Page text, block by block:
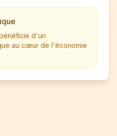
d'un
au cœur de l'économie